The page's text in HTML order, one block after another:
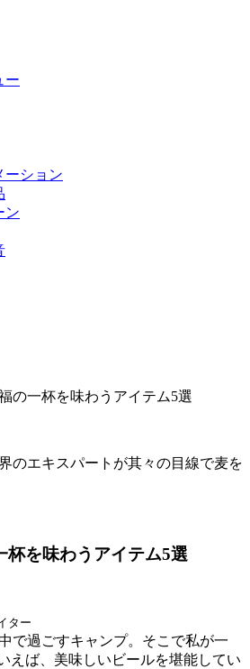
ー
ーション
ン
の一杯を味わうアイテム5選
のエキスパートが其々の目線で麦を
杯を味わうアイテム5選
ター
で過ごすキャンプ。そこで私が一
えば、美味しいビールを堪能してい